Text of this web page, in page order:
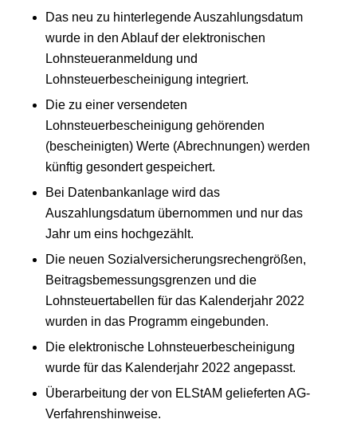
Das neu zu hinterlegende Auszahlungsdatum
wurde in den Ablauf der elektronischen
Lohnsteueranmeldung und
Lohnsteuerbescheinigung integriert.
Die zu einer versendeten
Lohnsteuerbescheinigung gehörenden
(bescheinigten) Werte (Abrechnungen) werden
künftig gesondert gespeichert.
Bei Datenbankanlage wird das
Auszahlungsdatum übernommen und nur das
Jahr um eins hochgezählt.
Die neuen Sozialversicherungsrechengrößen,
Beitragsbemessungsgrenzen und die
Lohnsteuertabellen für das Kalenderjahr 2022
wurden in das Programm eingebunden.
Die elektronische Lohnsteuerbescheinigung
wurde für das Kalenderjahr 2022 angepasst.
Überarbeitung der von ELStAM gelieferten AG-
Verfahrenshinweise.